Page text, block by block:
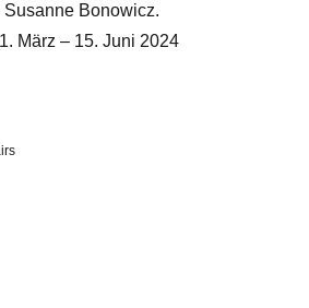
Bonowicz.
März – 15. Juni 2024